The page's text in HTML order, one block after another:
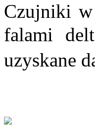
Czujniki
falami
uzyskane